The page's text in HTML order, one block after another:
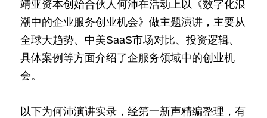
靖亚资本创始合伙人何沛在活动上以《数字化浪
潮中的企业服务创业机会》做主题演讲，主要从
全球大趋势、中美SaaS市场对比、投资逻辑、
具体案例等方面介绍了企服务领域中的创业机
会。
以下为何沛演讲实录，经第一新声精编整理，有